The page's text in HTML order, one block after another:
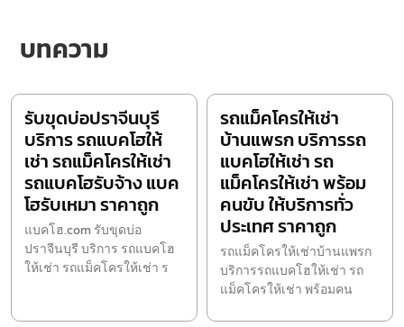
บทความ
รับขุดบ่อปราจีนบุรี
บริการ รถแบคโฮให้
เช่า รถแม็คโครให้เช่า
รถแบคโฮรับจ้าง แบค
โฮรับเหมา ราคาถูก
แบคโฮ.com รับขุดบ่อ
ปราจีนบุรี บริการ รถแบคโฮ
ให้เช่า รถแม็คโครให้เช่า ร
รถแม็คโครให้เช่า
บ้านแพรก บริการรถ
แบคโฮให้เช่า รถ
แม็คโครให้เช่า พร้อม
คนขับ ให้บริการทั่ว
ประเทศ ราคาถูก
รถแม็คโครให้เช่าบ้านแพรก
บริการรถแบคโฮให้เช่า รถ
แม็คโครให้เช่า พร้อมคน